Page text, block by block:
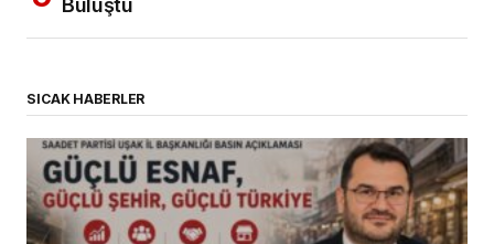
SICAK HABERLER